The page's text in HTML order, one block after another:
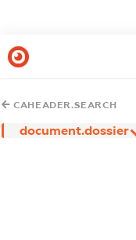
CAHEADER.SEARCH
document.dossier